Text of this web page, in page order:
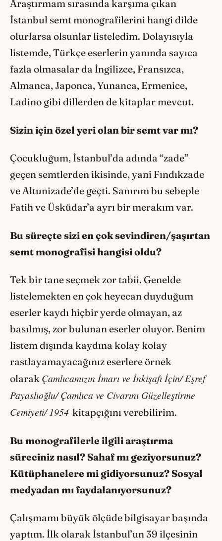
Araştırmam sırasında karşıma çıkan
İstanbul semt monografilerini hangi dilde
olurlarsa olsunlar listeledim. Dolayısıyla
listemde, Türkçe eserlerin yanında sayıca
fazla olmasalar da İngilizce, Fransızca,
Almanca, Japonca, Yunanca, Ermenice,
Ladino gibi dillerden de kitaplar mevcut.
Sizin için özel yeri olan bir semt var mı?
Çocukluğum, İstanbul’da adında “zade”
geçen semtlerden ikisinde, yani Fındıkzade
ve Altunizade’de geçti. Sanırım bu sebeple
Fatih ve Üsküdar’a ayrı bir merakım var.
Bu süreçte sizi en çok sevindiren/şaşırtan
semt monografisi hangisi oldu?
Tek bir tane seçmek zor tabii. Genelde
listelemekten en çok heyecan duyduğum
eserler kaydı hiçbir yerde olmayan, az
basılmış, zor bulunan eserler oluyor. Benim
listem dışında kaydına kolay kolay
rastlayamayacağınız eserlere örnek
olarak Çamlıcamızın İmarı ve İnkişafı İçin/ Eşref
Payaslıoğlu/ Çamlıca ve Civarını Güzelleştirme
Cemiyeti/ 1954 kitapçığını verebilirim.
Bu monografilerle ilgili araştırma
süreciniz nasıl? Sahaf mı geziyorsunuz?
Kütüphanelere mi gidiyorsunuz? Sosyal
medyadan mı faydalanıyorsunuz?
Çalışmamı büyük ölçüde bilgisayar başında
yaptım. İlk olarak İstanbul’un 39 ilçesinin